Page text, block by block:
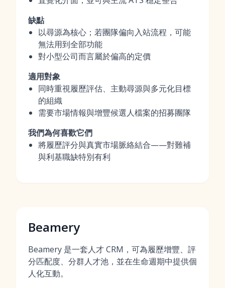
缺點
以尋源為核心；若團隊偏向入站流程，可能
無法用到全部功能
對小型公司而言屬於偏高的定價
適用對象
同時重視履歷評估、主動尋源與多元化目標
的組織
需要市場情報與增豐候選人檔案的招募團隊
我們為何喜歡它們
將履歷評分與真實市場脈絡結合——對難補
與利基職缺特別有利
Beamery
Beamery 是一套人才 CRM，可為履歷增豐、評
分匹配度、分群人才池，並在生命週期中提供個
人化互動。